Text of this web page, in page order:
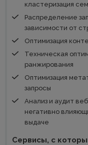
кластеризация
Распределение
зависимости от
Оптимизация
Техническая
ранжирования
Оптимизация
запросы
Анализ и аудит
негативно
выдаче
Сервисы, с